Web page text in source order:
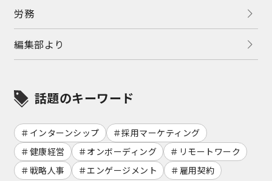
労務
編集部より
話題のキーワード
インターンシップ
採用マーケティング
健康経営
オンボーディング
リモートワーク
戦略人事
エンゲージメント 雇用契約